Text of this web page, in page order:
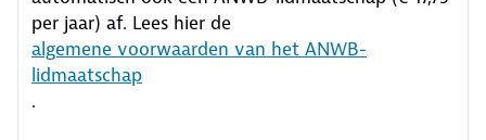
per jaar) af. Lees hier de
algemene voorwaarden van het ANWB-
lidmaatschap
.